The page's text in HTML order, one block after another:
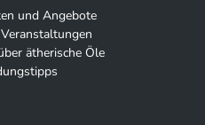
und Angebote
ätherische Öle